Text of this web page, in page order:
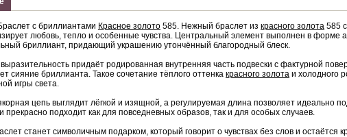
с бриллиантами Красное золото 585. Нежный браслет из красного золота 585
любовь, тепло и особенные чувства. Центральный элемент выполнен в форме
бриллиант, придающий украшению утончённый благородный блеск.
придаёт родированная внутренняя часть подвески с фактурной
сияние бриллианта. Такое сочетание тёплого оттенка красного золота и холодного
игры света.
цепь выглядит лёгкой и изящной, а регулируемая длина позволяет идеально
прекрасно подходит как для повседневных образов, так и для особых случаев.
станет символичным подарком, который говорит о чувствах без слов и